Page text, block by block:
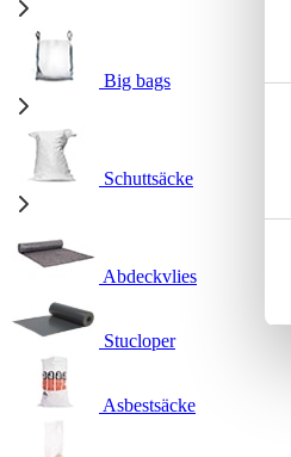
Big bags
Schuttsäcke
Abdeckvlies
Stucloper
Asbestsäcke